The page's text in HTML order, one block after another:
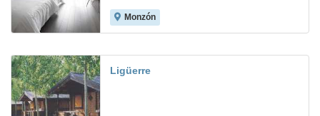
Monzón
Ligüerre